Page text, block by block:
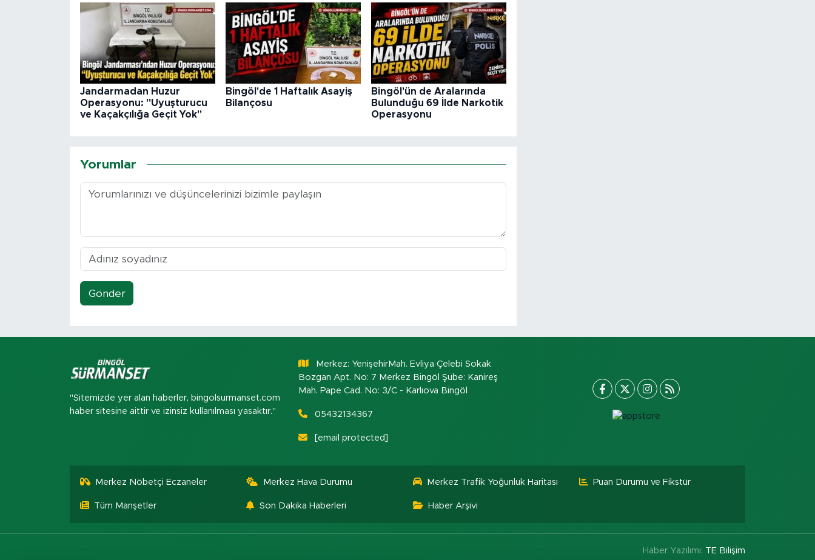
Jandarmadan Huzur
Operasyonu: "Uyuşturucu
ve Kaçakçılığa Geçit Yok"
Bingöl'de 1 Haftalık Asayiş
Bilançosu
Bingöl'ün de Aralarında
Bulunduğu 69 İlde Narkotik
Operasyonu
Yorumlar
Gönder
"Sitemizde yer alan haberler, bingolsurmanset.com
haber sitesine aittir ve izinsiz kullanılması yasaktır."
Merkez: YenişehirMah. Evliya Çelebi Sokak
Bozgan Apt. No: 7 Merkez Bingöl Şube: Kanireş
Mah. Pape Cad. No: 3/C - Karlıova Bingöl
05432134367
[email protected]
Merkez Nöbetçi Eczaneler Merkez Hava Durumu Merkez Trafik Yoğunluk Haritası Puan Durumu ve Fikstür
Tüm Manşetler Son Dakika Haberleri Haber Arşivi
Haber Yazılımı: TE Bilişim